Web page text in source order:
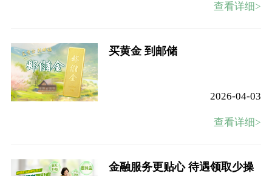
查看详细>
买黄金 到邮储
2026-04-03
查看详细>
金融服务更贴心 待遇领取少操